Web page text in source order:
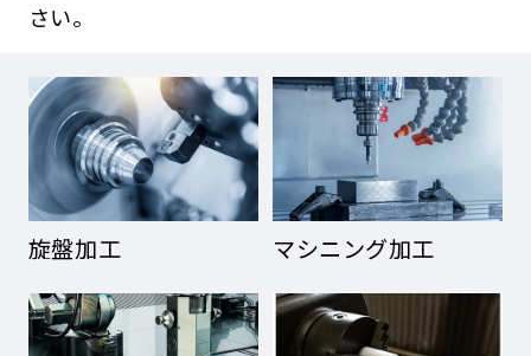
さい。
旋盤加工 マシニング加工